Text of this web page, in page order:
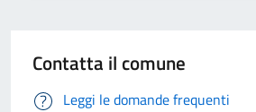
Contatta il comune
Leggi le domande frequenti